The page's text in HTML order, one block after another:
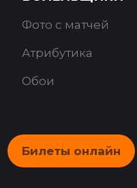
Фото с матчей
Атрибутика
Обои
Билеты онлайн